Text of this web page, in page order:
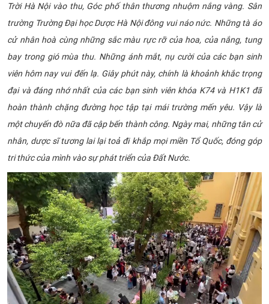
ĐÀO TẠO
ĐẢM BẢO CHẤT LƯỢNG
KHOA HỌC CÔNG NGHỆ
HTQT
CỰU NGƯỜI HỌC
Trời Hà Nội vào thu, Góc phố thân thương nhuộm nắng vàng. Sân
trường Trường Đại học Dược Hà Nội đông vui náo nức. Những tà áo
cử nhân hoà cùng những sắc màu rực rỡ của hoa, của nắng, tung
bay trong gió mùa thu. Những ánh mắt, nụ cười của các bạn sinh
viên hôm nay vui đến lạ. Giây phút này, chính là khoảnh khắc trọng
đại và đáng nhớ nhất của các bạn sinh viên khóa K74 và H1K1 đã
hoàn thành chặng đường học tập tại mái trường mến yêu. Vậy là
một chuyến đò nữa đã cập bến thành công. Ngày mai, những tân cử
nhân, dược sĩ tương lai lại toả đi khắp mọi miền Tổ Quốc, đóng góp
tri thức của mình vào sự phát triển của Đất Nước.